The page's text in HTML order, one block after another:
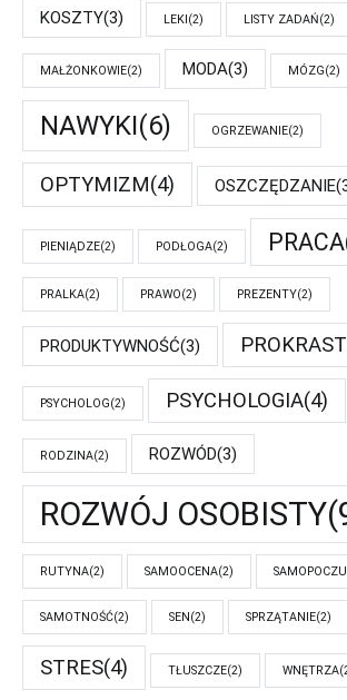
KOSZTY(3) LEKI (2) LISTY ZADAŃ(2)
MAŁŻONKOWIE(2) MODA(3) MÓZG(2)
NAWYKI(6) OGRZEWANIE(2)
OPTYMIZM(4) OSZCZĘDZANIE
PIENIĄDZE(2) PODŁOGA(2) PRACA
PRALKA(2) PRAWO(2) PREZENTY(2)
PRODUKTYWNOŚĆ(3)
PSYCHOLOG(2) PSYCHOLOGIA(4)
RODZINA(2) ROZWÓD(3)
ROZWÓJ OSOBISTY
RUTYNA(2) SAMOOCENA(2)
SAMOTNOŚĆ(2) SEN (2) SPRZĄTANIE(2)
STRES(4) TŁUSZCZE(2) WNĘTRZA